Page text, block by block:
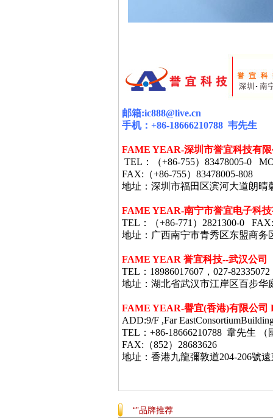
邮箱:ic888@live.cn
手机： +86-18666210788 韦先生
FAME YEAR-深圳市誉宜科技有
TEL ：（+86-755） 83478005-0
FAX: （+86-755） 83478005-808
地址：深圳市福田区滨河大道朗晴
FAME YEAR-南宁市誉宜电子科
TEL ：（+86-771 ） 2821300-0 FAX:
地址：广西南宁市青秀区东盟商务
FAME YEAR 誉宜科技--武汉公司
TEL：18986017607，027-82335072
地址：湖北省武汉市江岸区百步华
FAME YEAR-譽宜(香港)有限公司
ADD:9/F ,Far
TEL：+86-18666210788 韋先生
FAX:（852）28683626
地址：香港九龍彌敦道204-206號
“”品牌推荐